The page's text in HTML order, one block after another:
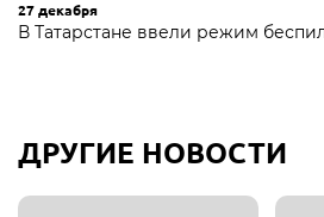
27 декабря
В Татарстане ввели режим
ДРУГИЕ НОВОСТИ